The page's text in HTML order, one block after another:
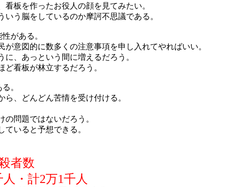
板を作ったお役人の顔を見てみたい。
いう脳をしているのか摩訶不思議である。
がある。
が意図的に数多くの注意事項を申し入れてやればいい。
に、あっという間に増えるだろう。
看板が林立するだろう。
。
、どんどん苦情を受け付ける。
の問題ではないだろう。
いると予想できる。
者数
・計2万1千人